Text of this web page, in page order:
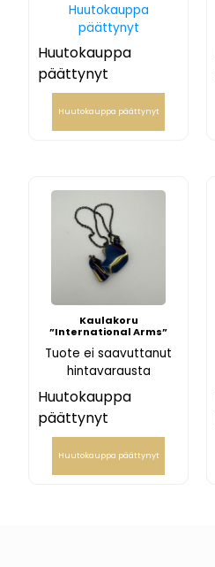
Huutokauppa
päättynyt
Huutokauppa
päättynyt
Huutokauppa päättynyt
Kaulakoru
”International Arms”
Tuote ei saavuttanut
hintavarausta
Huutokauppa
päättynyt
Huutokauppa päättynyt